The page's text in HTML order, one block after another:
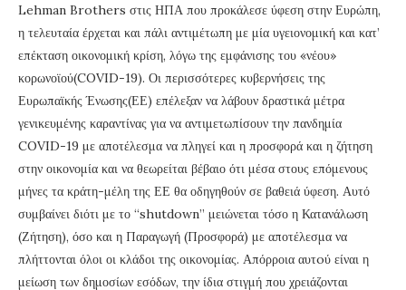
Lehman Brothers στις ΗΠΑ που προκάλεσε ύφεση στην Ευρώπη,
η τελευταία έρχεται και πάλι αντιμέτωπη με μία υγειονομική και κατ’
επέκταση οικονομική κρίση, λόγω της εμφάνισης του «νέου»
κορωνοϊού(COVID-19). Οι περισσότερες κυβερνήσεις της
Ευρωπαϊκής Ένωσης(ΕΕ) επέλεξαν να λάβουν δραστικά μέτρα
γενικευμένης καραντίνας για να αντιμετωπίσουν την πανδημία
COVID-19 με αποτέλεσμα να πληγεί και η προσφορά και η ζήτηση
στην οικονομία και να θεωρείται βέβαιο ότι μέσα στους επόμενους
μήνες τα κράτη-μέλη της ΕΕ θα οδηγηθούν σε βαθειά ύφεση. Αυτό
συμβαίνει διότι με το “shutdown” μειώνεται τόσο η Κατανάλωση
(Ζήτηση), όσο και η Παραγωγή (Προσφορά) με αποτέλεσμα να
πλήττονται όλοι οι κλάδοι της οικονομίας. Απόρροια αυτoύ είναι η
μείωση των δημοσίων εσόδων, την ίδια στιγμή που χρειάζονται